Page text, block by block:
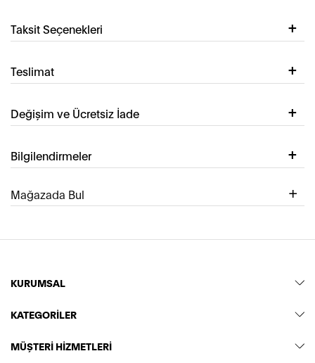
Taksit Seçenekleri
Teslimat
Değişim ve Ücretsiz İade
Bilgilendirmeler
Mağazada Bul
KURUMSAL
KATEGORİLER
MÜŞTERİ HİZMETLERİ